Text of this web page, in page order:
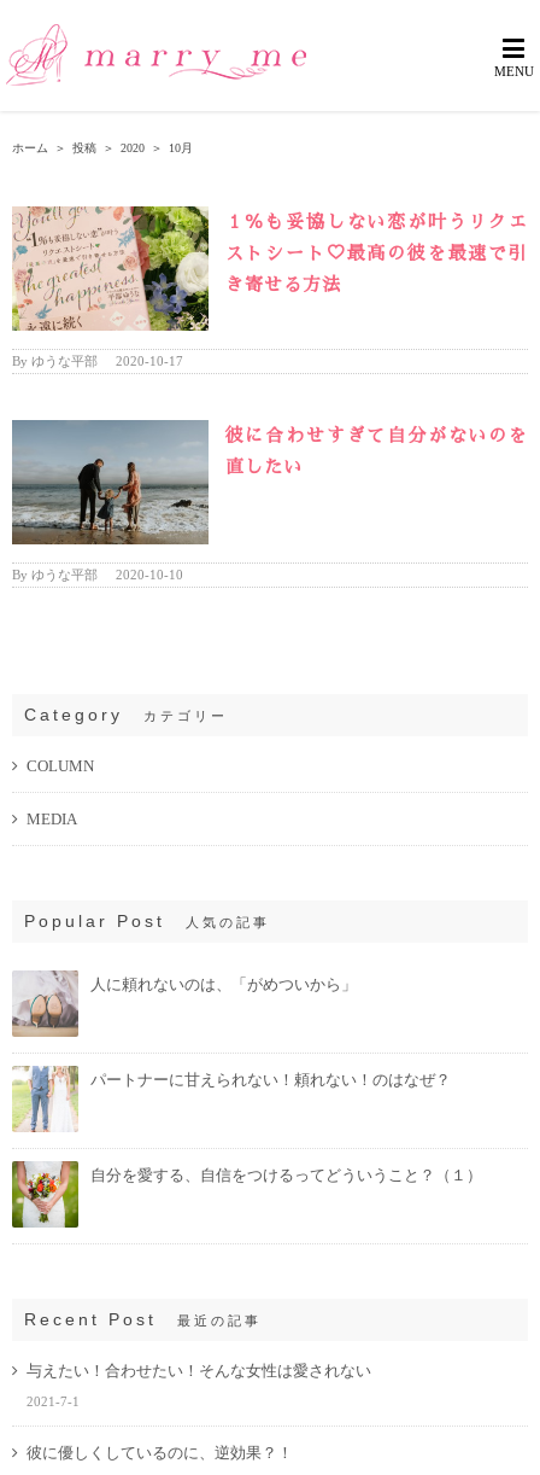
ホーム ＞ 投稿 ＞ 2020 ＞ 10月
１％も妥協しない恋が叶うリクエ
ストシート♡最高の彼を最速で引
き寄せる方法
By ゆうな平部 2020-10-17
彼に合わせすぎて自分がないのを
直したい
By ゆうな平部 2020-10-10
Category カテゴリー
COLUMN
MEDIA
Popular Post 人気の記事
人に頼れないのは、「がめついから」
パートナーに甘えられない！頼れない！のはなぜ？
自分を愛する、自信をつけるってどういうこと？（１）
Recent Post 最近の記事
与えたい！合わせたい！そんな女性は愛されない
2021-7-1
彼に優しくしているのに、逆効果？！